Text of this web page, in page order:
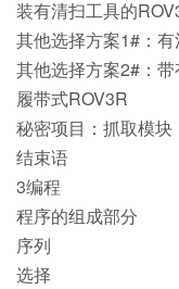
装有清扫工具的
其他选择方案1#：
其他选择方案2#：
履带式ROV3R
秘密项目：抓取模块
结束语
3编程
程序的组成部分
序列
选择